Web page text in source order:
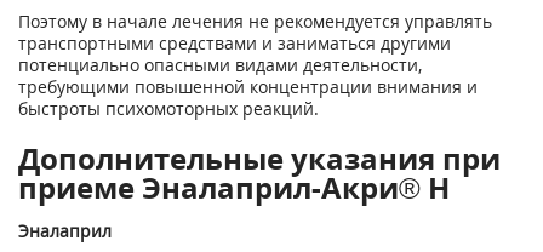
Поэтому в начале лечения не рекомендуется управлять
транспортными средствами и заниматься другими
потенциально опасными видами деятельности,
требующими повышенной концентрации внимания и
быстроты психомоторных реакций.
Дополнительные указания при
приеме Эналаприл-Акри® Н
Эналаприл